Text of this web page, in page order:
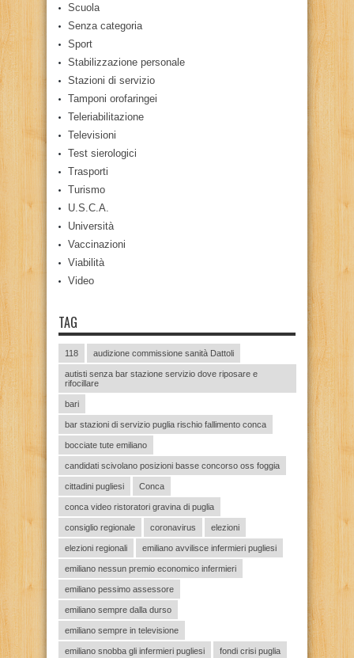
Scuola
Senza categoria
Sport
Stabilizzazione personale
Stazioni di servizio
Tamponi orofaringei
Teleriabilitazione
Televisioni
Test sierologici
Trasporti
Turismo
U.S.C.A.
Università
Vaccinazioni
Viabilità
Video
TAG
118 audizione commissione sanità Dattoli
autisti senza bar stazione servizio dove riposare e
rifocillare
bari
bar stazioni di servizio puglia rischio fallimento conca
bocciate tute emiliano
candidati scivolano posizioni basse concorso oss foggia
cittadini pugliesi Conca
conca video ristoratori gravina di puglia
consiglio regionale coronavirus elezioni
elezioni regionali emiliano avvilisce infermieri pugliesi
emiliano nessun premio economico infermieri
emiliano pessimo assessore
emiliano sempre dalla durso
emiliano sempre in televisione
emiliano snobba gli infermieri pugliesi fondi crisi puglia